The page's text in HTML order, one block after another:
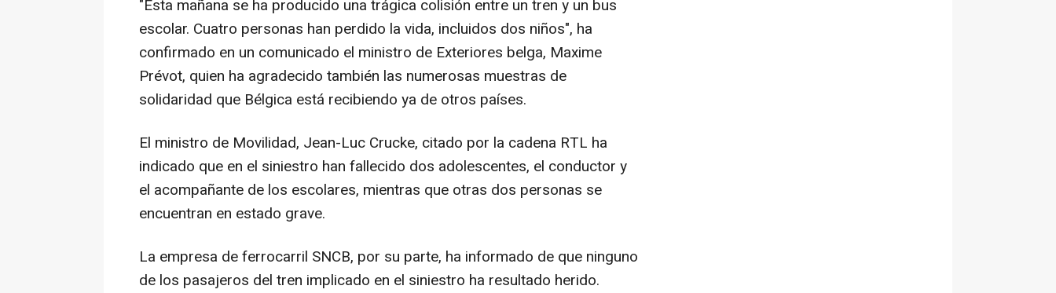
"Esta mañana se ha producido una trágica colisión entre un tren y un bus
escolar. Cuatro personas han perdido la vida, incluidos dos niños", ha
confirmado en un comunicado el ministro de Exteriores belga, Maxime
Prévot, quien ha agradecido también las numerosas muestras de
solidaridad que Bélgica está recibiendo ya de otros países.
El ministro de Movilidad, Jean-Luc Crucke, citado por la cadena RTL ha
indicado que en el siniestro han fallecido dos adolescentes, el conductor y
el acompañante de los escolares, mientras que otras dos personas se
encuentran en estado grave.
La empresa de ferrocarril SNCB, por su parte, ha informado de que ninguno
de los pasajeros del tren implicado en el siniestro ha resultado herido.